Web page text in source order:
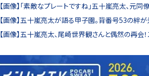
【画像】「素敵なプレートですね」五十嵐亮太、元同
【画像】五十嵐亮太が語る甲子園。背番号53の絆
【画像】五十嵐亮太、尾崎世界観さんと偶然の再会